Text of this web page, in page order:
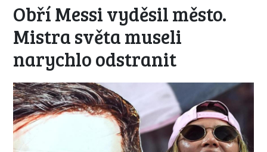
Obří Messi vyděsil město.
Mistra světa museli
narychlo odstranit